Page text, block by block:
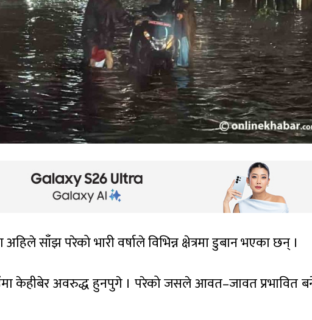
साँझ परेको भारी वर्षाले विभिन्न क्षेत्रमा डुबान भएका छन् ।
केहीबेर अवरुद्ध हुनपुगे । परेको जसले आवत–जावत प्रभावित